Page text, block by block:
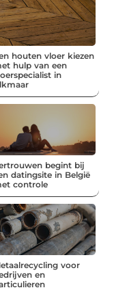
houten vloer kiezen
hulp van een
in
begint bij
datingsite in België
controle
voor
en